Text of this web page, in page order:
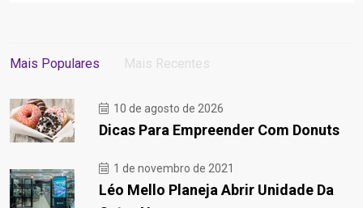
Mais Populares Mais Recentes
10 de agosto de 2026
Dicas Para Empreender Com Donuts
1 de novembro de 2021
Léo Mello Planeja Abrir Unidade Da